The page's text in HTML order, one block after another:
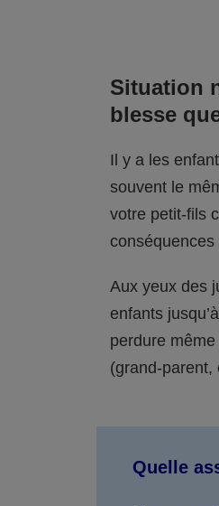
Situation
blesse
Il y a les
souvent le
votre petit-fils
Aux yeux des
enfants
perdure
(grand-parent,
Quelle